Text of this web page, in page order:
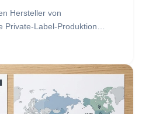
Welt antreiben
Hersteller von
Private-Label-Produktion